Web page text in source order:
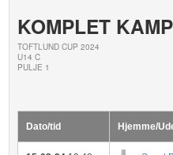
KOMPLET
TOFTLUND CUP 2024
U14 C
PULJE 1
Dato/tid Hjemme/